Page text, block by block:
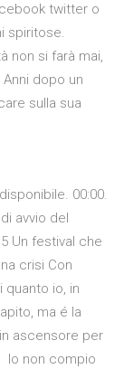
twitter o
spiritose.
non si farà mai,
dopo un
sulla sua
00:00.
avvio del
Un festival che
crisi Con
io, in
ma é la
ascensore per
Io non compio